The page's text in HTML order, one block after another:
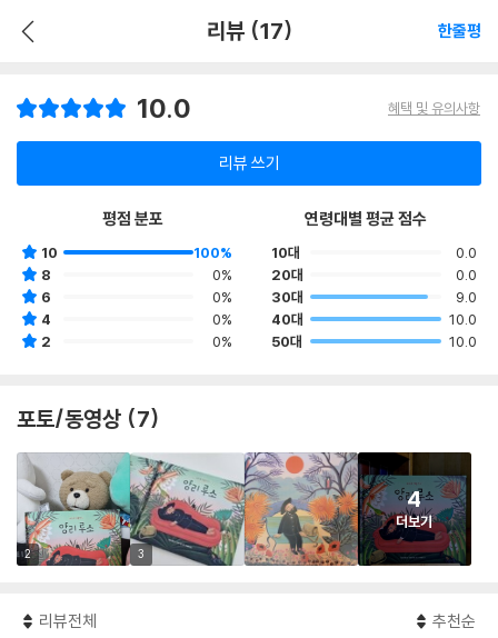
리뷰 (17) 한줄평
10.0 혜택 및 유의사항
리뷰 쓰기
평점 분포
10
100%
8
0%
6
0%
4
0%
2
0%
연령대별 평균 점수
10대
0.0
20대
0.0
30대
9.0
40대
10.0
50대
10.0
포토/동영상 (7)
2 3
4
더보기
리뷰전체 추천순